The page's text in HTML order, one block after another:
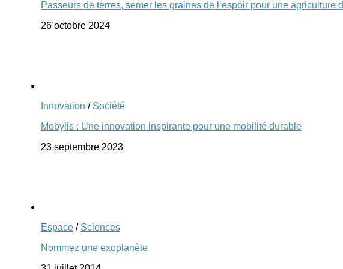
Passeurs de terres, semer les graines de l’espoir pour une agriculture
26 octobre 2024
Innovation / Société
Mobylis : Une innovation inspirante pour une mobilité durable
23 septembre 2023
Espace / Sciences
Nommez une exoplanète